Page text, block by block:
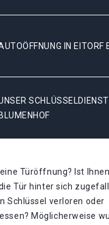
IN EITORF
BLUMENHOF
Türöffnung? Ist Ihnen
Tür hinter sich
Schlüssel verloren oder
Möglicherweise